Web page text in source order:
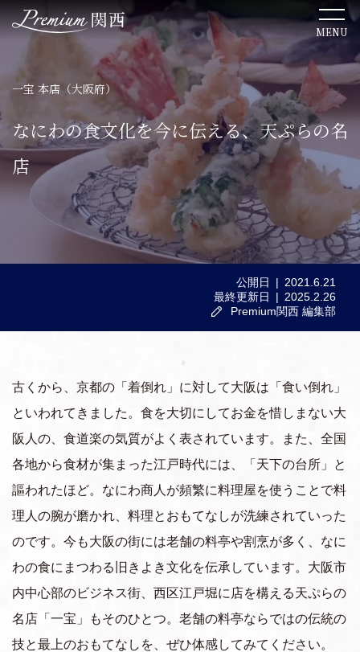
TOP
関西のこだわりステイ
関西ならではの美食体験
ここでしか出会えない絶景
おすすめの周遊ルート
移動体験
MENU
一宝 本店（大阪府）
なにわの食文化を今に伝える、天ぷらの名
店
公開日
2021.6.21
最終更新日
2025.2.26
Premium関西 編集部
古くから、京都の「着倒れ」に対して大阪は「食い倒れ」
といわれてきました。食を大切にしてお金を惜しまない大
阪人の、食道楽の気質がよく表されています。また、全国
各地から食材が集まった江戸時代には、「天下の台所」と
謳われたほど。なにわ商人が頻繁に料理屋を使うことで料
理人の腕が磨かれ、料理とおもてなしが洗練されていった
のです。今も大阪の街には老舗の料亭や割烹が多く、なに
わの食にまつわる旧きよき文化を伝承しています。大阪市
内中心部のビジネス街、西区江戸堀に店を構える天ぷらの
名店「一宝」もそのひとつ。老舗の料亭ならではの伝統の
技と最上のおもてなしを、ぜひ体感してみてください。